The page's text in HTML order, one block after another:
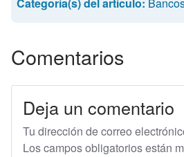
Comentarios
Deja un comentario
Tu dirección de correo
Los campos obligatorios están